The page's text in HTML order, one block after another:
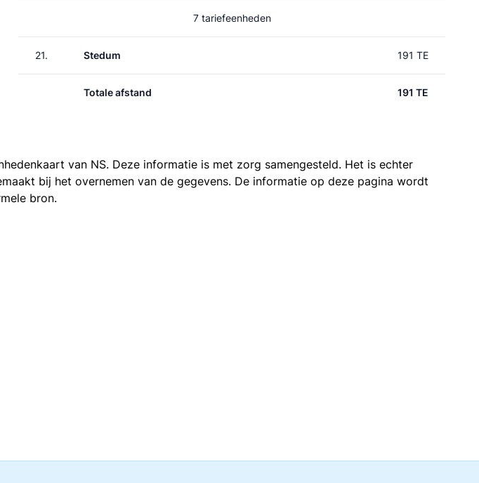
7 tariefeenheden
21. Stedum 191 TE
Totale afstand 191 TE
van NS. Deze informatie is met zorg samengesteld. Het is echter
bij het overnemen van de gegevens. De informatie op deze pagina wordt
bron.